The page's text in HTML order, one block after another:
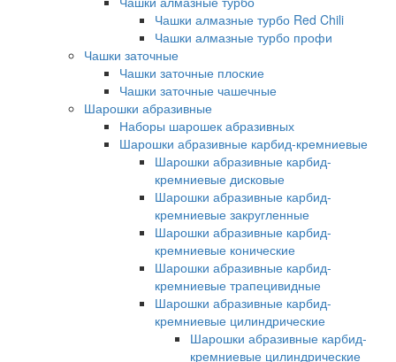
Чашки алмазные турбо Red Chili
Чашки алмазные турбо профи
Чашки заточные
Чашки заточные плоские
Чашки заточные чашечные
Шарошки абразивные
Наборы шарошек абразивных
Шарошки абразивные карбид-кремниевые
Шарошки абразивные карбид-
кремниевые дисковые
Шарошки абразивные карбид-
кремниевые закругленные
Шарошки абразивные карбид-
кремниевые конические
Шарошки абразивные карбид-
кремниевые трапецивидные
Шарошки абразивные карбид-
кремниевые цилиндрические
Шарошки абразивные карбид-
кремниевые цилиндрические